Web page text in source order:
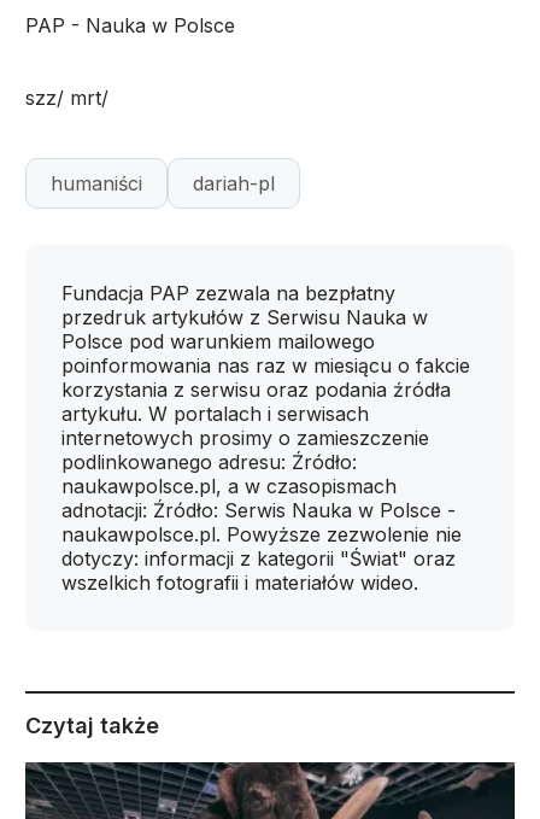
PAP - Nauka w Polsce
szz/ mrt/
humaniści dariah-pl
Fundacja PAP zezwala na bezpłatny
przedruk artykułów z Serwisu Nauka w
Polsce pod warunkiem mailowego
poinformowania nas raz w miesiącu o fakcie
korzystania z serwisu oraz podania źródła
artykułu. W portalach i serwisach
internetowych prosimy o zamieszczenie
podlinkowanego adresu: Źródło:
naukawpolsce.pl, a w czasopismach
adnotacji: Źródło: Serwis Nauka w Polsce -
naukawpolsce.pl. Powyższe zezwolenie nie
dotyczy: informacji z kategorii "Świat" oraz
wszelkich fotografii i materiałów wideo.
Czytaj także